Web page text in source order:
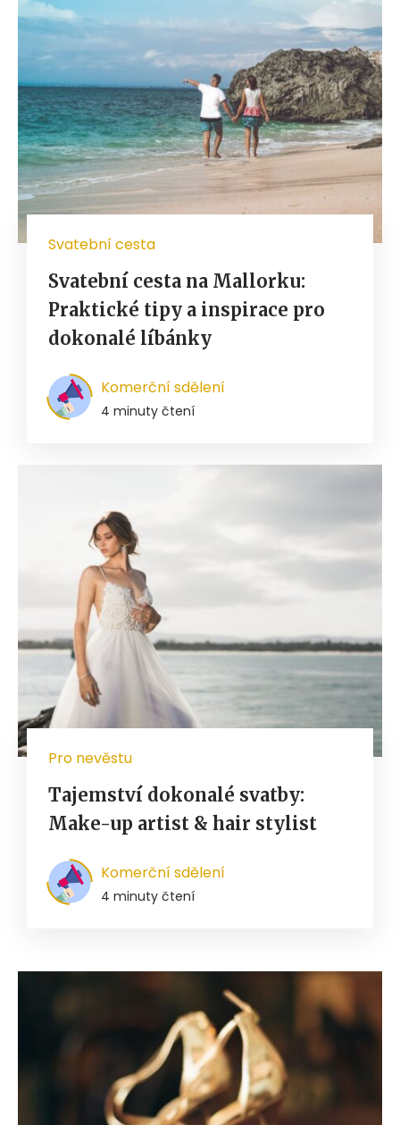
Svatební cesta
Svatební cesta na Mallorku:
Praktické tipy a inspirace pro
dokonalé líbánky
Komerční sdělení
4 minuty čtení
Pro nevěstu
Tajemství dokonalé svatby:
Make-up artist & hair stylist
Komerční sdělení
4 minuty čtení